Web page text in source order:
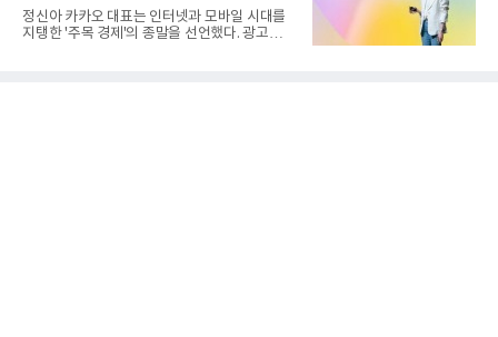
정신아 카카오 대표는 인터넷과 모바일 시대를
지탱한 '주목 경제'의 종말을 선언했다. 광고를